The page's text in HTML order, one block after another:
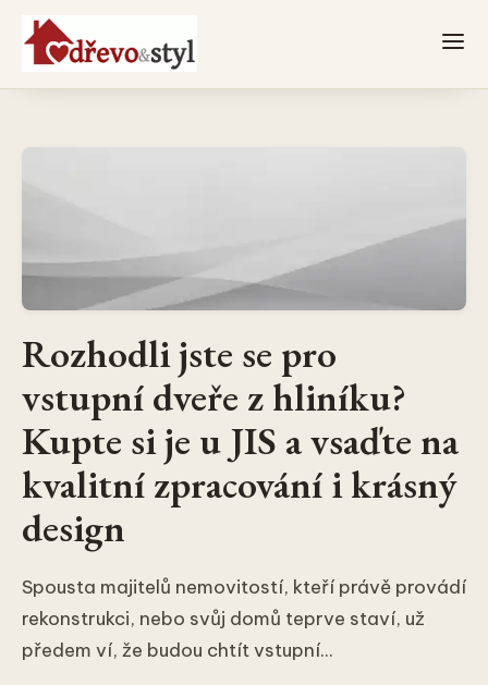
Rozhodli jste se pro
vstupní dveře z hliníku?
Kupte si je u JIS a vsaďte na
kvalitní zpracování i krásný
design
Spousta majitelů nemovitostí, kteří právě provádí
rekonstrukci, nebo svůj domů teprve staví, už
předem ví, že budou chtít vstupní...